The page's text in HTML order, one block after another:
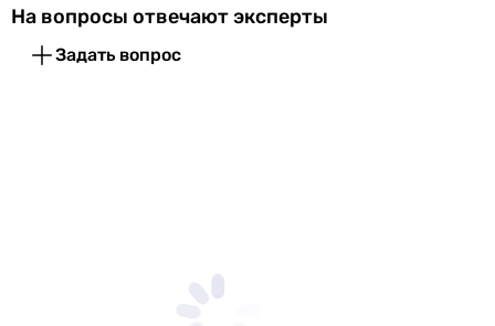
На вопросы отвечают эксперты
Задать вопрос